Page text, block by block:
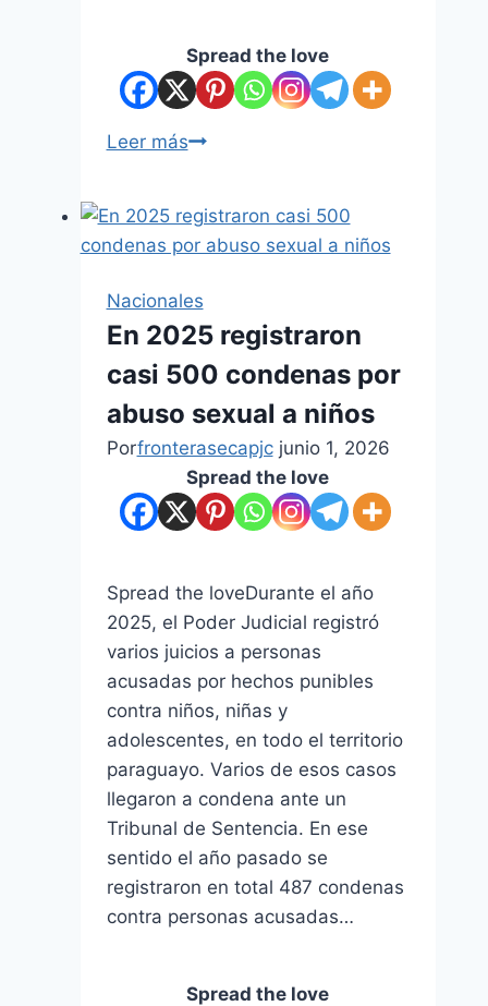
Spread the love
Leer más
Nacionales
En 2025 registraron
casi 500 condenas por
abuso sexual a niños
Porfronterasecapjc junio 1, 2026
Spread the love
Spread the loveDurante el año
2025, el Poder Judicial registró
varios juicios a personas
acusadas por hechos punibles
contra niños, niñas y
adolescentes, en todo el territorio
paraguayo. Varios de esos casos
llegaron a condena ante un
Tribunal de Sentencia. En ese
sentido el año pasado se
registraron en total 487 condenas
contra personas acusadas…
Spread the love